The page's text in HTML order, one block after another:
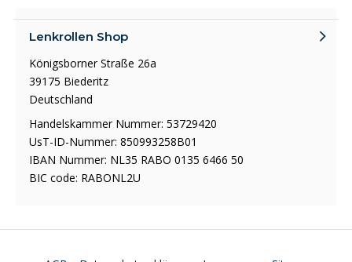
Lenkrollen Shop
Königsborner Straße 26a
39175 Biederitz
Deutschland
Handelskammer Nummer: 53729420
UsT-ID-Nummer: 850993258B01
IBAN Nummer: NL35 RABO 0135 6466 50
BIC code: RABONL2U